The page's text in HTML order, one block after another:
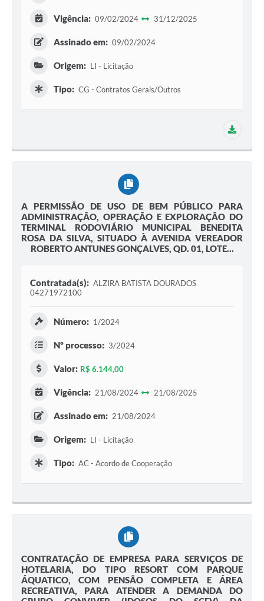
Vigência: 09/02/2024 31/12/2025
Assinado em: 09/02/2024
Origem: LI - Licitação
Tipo: CG - Contratos Gerais/Outros
A PERMISSÃO DE USO DE BEM PÚBLICO PARA
ADMINISTRAÇÃO, OPERAÇÃO E EXPLORAÇÃO DO
TERMINAL RODOVIÁRIO MUNICIPAL BENEDITA
ROSA DA SILVA, SITUADO À AVENIDA VEREADOR
ROBERTO ANTUNES GONÇALVES, QD. 01, LOTE...
Contratada(s): ALZIRA BATISTA DOURADOS
04271972100
Número: 1/2024
Nº processo: 3/2024
Valor: R$ 6.144,00
Vigência: 21/08/2024 21/08/2025
Assinado em: 21/08/2024
Origem: LI - Licitação
Tipo: AC - Acordo de Cooperação
CONTRATAÇÃO DE EMPRESA PARA SERVIÇOS DE
HOTELARIA, DO TIPO RESORT COM PARQUE
ÁQUATICO, COM PENSÃO COMPLETA E ÁREA
RECREATIVA, PARA ATENDER A DEMANDA DO